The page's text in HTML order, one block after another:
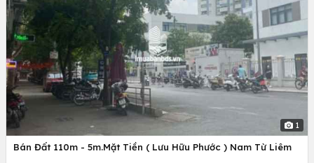
1
Bán Đất 110m - 5m.Mặt Tiền ( Lưu Hữu Phước ) Nam Từ Liêm